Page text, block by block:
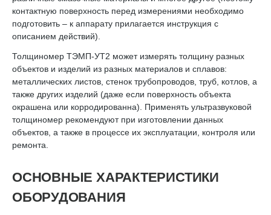
контактную поверхность перед измерениями необходимо
подготовить – к аппарату прилагается инструкция с
описанием действий).
Толщиномер ТЭМП-УТ2 может измерять толщину разных
объектов и изделий из разных материалов и сплавов:
металлических листов, стенок трубопроводов, труб, котлов, а
также других изделий (даже если поверхность объекта
окрашена или корродированна). Применять ультразвуковой
толщиномер рекомендуют при изготовлении данных
объектов, а также в процессе их эксплуатации, контроля или
ремонта.
ОСНОВНЫЕ ХАРАКТЕРИСТИКИ
ОБОРУДОВАНИЯ